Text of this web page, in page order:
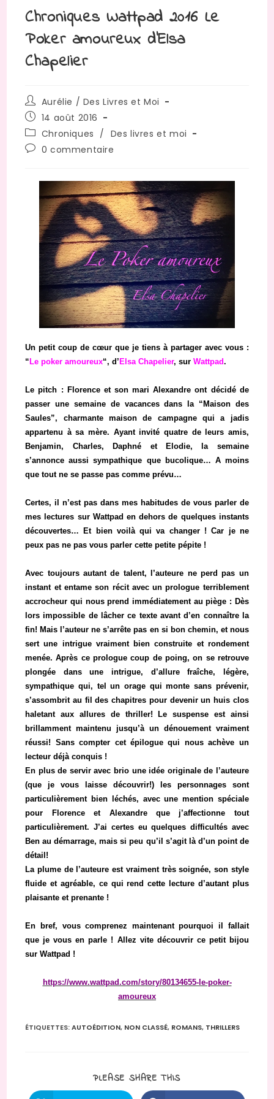
Chroniques Wattpad 2016 Le
Poker amoureux d’Elsa
Chapelier
Auteur/autrice
de
la
publication :
Aurélie / Des Livres et Moi
Publication
publiée :
14 août 2016
Post
category:
Chroniques / Des livres et moi
Commentaires
publication :
0 commentaire
Un petit coup de cœur que je tiens à partager avec vous :
“ Le poker amoureux“, d’ Elsa Chapelier, surWattpad.
Le pitch : Florence et son mari Alexandre ont décidé de
passer une semaine de vacances dans la “Maison des
Saules”, charmante maison de campagne qui a jadis
appartenu à sa mère. Ayant invité quatre de leurs amis,
Benjamin, Charles, Daphné et Elodie, la semaine
s’annonce aussi sympathique que bucolique… A moins
que tout ne se passe pas comme prévu…
Certes, il n’est pas dans mes habitudes de vous parler de
mes lectures sur Wattpad en dehors de quelques instants
découvertes… Et bien voilà qui va changer ! Car je ne
peux pas ne pas vous parler cette petite pépite !
Avec toujours autant de talent, l’auteure ne perd pas un
instant et entame son récit avec un prologue terriblement
accrocheur qui nous prend immédiatement au piège : Dès
lors impossible de lâcher ce texte avant d’en connaître la
fin! Mais l’auteur ne s’arrête pas en si bon chemin, et nous
sert une intrigue vraiment bien construite et rondement
menée. Après ce prologue coup de poing, on se retrouve
plongée dans une intrigue, d’allure fraîche, légère,
sympathique qui, tel un orage qui monte sans prévenir,
s’assombrit au fil des chapitres pour devenir un huis clos
haletant aux allures de thriller! Le suspense est ainsi
brillamment maintenu jusqu’à un dénouement vraiment
réussi! Sans compter cet épilogue qui nous achève un
lecteur déjà conquis !
En plus de servir avec brio une idée originale de l’auteure
(que je vous laisse découvrir!) les personnages sont
particulièrement bien léchés, avec une mention spéciale
pour Florence et Alexandre que j’affectionne tout
particulièrement. J’ai certes eu quelques difficultés avec
Ben au démarrage, mais si peu qu’il s’agit là d’un point de
détail!
La plume de l’auteure est vraiment très soignée, son style
fluide et agréable, ce qui rend cette lecture d’autant plus
plaisante et prenante !
En bref, vous comprenez maintenant pourquoi il fallait
que je vous en parle ! Allez vite découvrir ce petit bijou
sur Wattpad !
https://www.wattpad.com/story/80134655-le-poker-
amoureux
ÉTIQUETTES:AUTOÉDITION, NON CLASSÉ, ROMANS, THRILLERS
PLEASE SHARE THISPARTAGER